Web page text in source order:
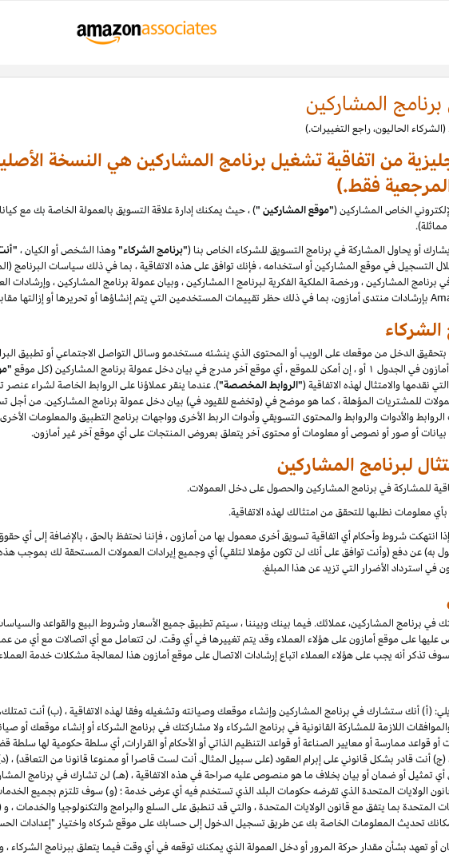
المشاركين
من اتفاقية تشغيل برنامج المشاركين هي النسخة
فقط.)
الخاص المشاركين ("موقع المشاركين "
أو يحاول المشاركة في برنامج التسويق للشركاء الخاص بنا ("برنامج الشركاء"وهذا الشخص أو الكيان ،
برنامج المشاركين ، ورخصة الملكية الفكرية لبرنامج ا المشاركين ، وبيان عمولة برنامج المشاركين ، وإرشادات
الدخل من موقعك على الويب أو المحتوى الذي ينشئه مستخدمو وسائل التواصل الاجتماعي أو تطبيق
في بيان دخل عمولة برنامج المشاركين (كل موقع
نقدمها والامتثال لهذه الاتفاقية ("الروابط المخصصة"). عندما ينقر عملاؤنا على الروابط الخاصة لشراء
للمشتريات المؤهلة ، كما هو موضح في (وتخضع للقيود في) بيان دخل عمولة برنامج المشاركين. من أجل
والأدوات والروابط والمحتوى التسويقي وأدوات الربط الأخرى وواجهات برنامج التطبيق والمعلومات
بيانات أو صور أو نصوص أو معلومات أو محتوى آخر يتعلق بعروض المنتجات على أي موقع آخر غير أمازون.
للمشاركة في برنامج المشاركين والحصول على دخل العمولات.
معلومات نطلبها للتحقق من امتثالك لهذه الاتفاقية.
إذا انتهكت شروط وأحكام أي اتفاقية تسويق أخرى معمول بها من أمازون ، فإننا نحتفظ بالحق ، بالإضافة إلى أي
به) عن دفع (وأنت توافق على أنك لن تكون مؤهلا لتلقي) أي وجميع إيرادات العمولات المستحقة لك بموجب هذه
استرداد الأضرار التي تزيد عن هذا المبلغ.
في برنامج المشاركين، عملائك. فيما بينك وبيننا ، سيتم تطبيق جميع الأسعار وشروط البيع والقواعد
على موقع أمازون على هؤلاء العملاء وقد يتم تغييرها في أي وقت. لن تتعامل مع أي اتصالات مع أي من
تذكر أنه يجب على هؤلاء العملاء اتباع إرشادات الاتصال على موقع أمازون هذا لمعالجة مشكلات خدمة
(أ) أنك ستشارك في برنامج المشاركين وإنشاء موقعك وصيانته وتشغيله وفقا لهذه الاتفاقية ، (ب) أنت
اللازمة للمشاركة القانونية في برنامج الشركاء ولا مشاركتك في برنامج الشركاء أو إنشاء موقعك أو
قواعد ممارسة أو معايير الصناعة أو قواعد التنظيم الذاتي أو الأحكام أو القرارات, أي سلطة حكومية لها
، (ج) أنت قادر بشكل قانوني على إبرام العقود (على سبيل المثال. أنت لست قاصرا أو ممنوعا قانونا من
تمثيل أو ضمان أو بيان بخلاف ما هو منصوص عليه صراحة في هذه الاتفاقية ، (هـ) لن تشارك في برنامج
الولايات المتحدة الذي تفرضه حكومات البلد الذي تستخدم فيه أي عرض خدمة ؛ (و) سوف تلتزم بجميع الخدمات
المتحدة بما يتفق مع قانون الولايات المتحدة ، والتي قد تنطبق على السلع والبرامج والتكنولوجيا والخدمات
تحديث المعلومات الخاصة بك عن طريق تسجيل الدخول إلى حسابك على موقع شركاه واختيار "إعدادات
أو تعهد بشأن مقدار حركة المرور أو دخل العمولة الذي يمكنك توقعه في أي وقت فيما يتعلق ببرنامج الشركاء